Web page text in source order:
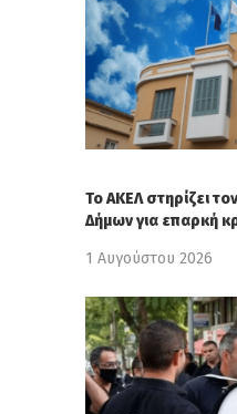
Το ΑΚΕΛ στηρίζει
Δήμων για επαρκή
1 Αυγούστου 2026